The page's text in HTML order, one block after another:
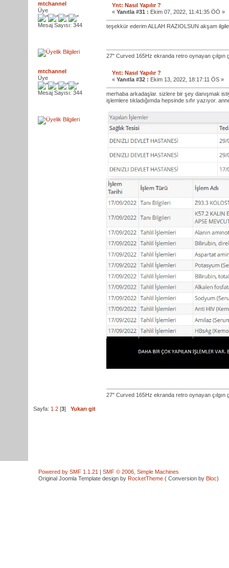
mtchannel
Üye
Mesaj Sayısı: 344
Ynt: Nasıl Yapılır ?
« Yanıtla #31 : Ekim 07, 2022, 11:41:35 ÖÖ »
teşekkür ederim ALLAH RAZIOLSUN akşam
27" Curved 165Hz ekranda retro oynayan çılgın
mtchannel
Üye
Mesaj Sayısı: 344
Ynt: Nasıl Yapılır ?
« Yanıtla #32 : Ekim 13, 2022, 18:17:11 ÖS »
merhaba arkadaşlar. sizlere bir şey danışmak
işlemlere tıkladığımda hepsinde sıfır yazıyor.
27" Curved 165Hz ekranda retro oynayan çılgın
Sayfa: 1 2 [3] Yukarı git
Powered by SMF 1.1.21 | SMF © 2006, Simple Machines
Original Joomla Template design by RocketTheme ( Conversion by Bloc)